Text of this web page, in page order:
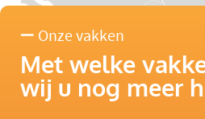
Onze vakken
Met welke
wij u nog meer